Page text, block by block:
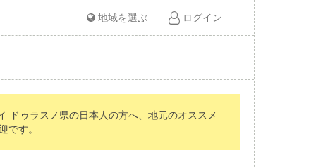
地域を選ぶ ログイン
ドゥラスノ県の日本人の方へ、地元のオススメ
です。